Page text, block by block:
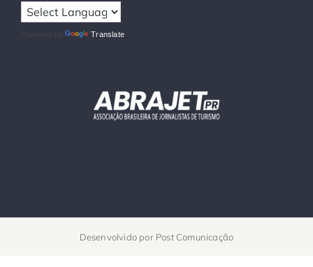
Powered by Translate
Desenvolvido por Post Comunicação